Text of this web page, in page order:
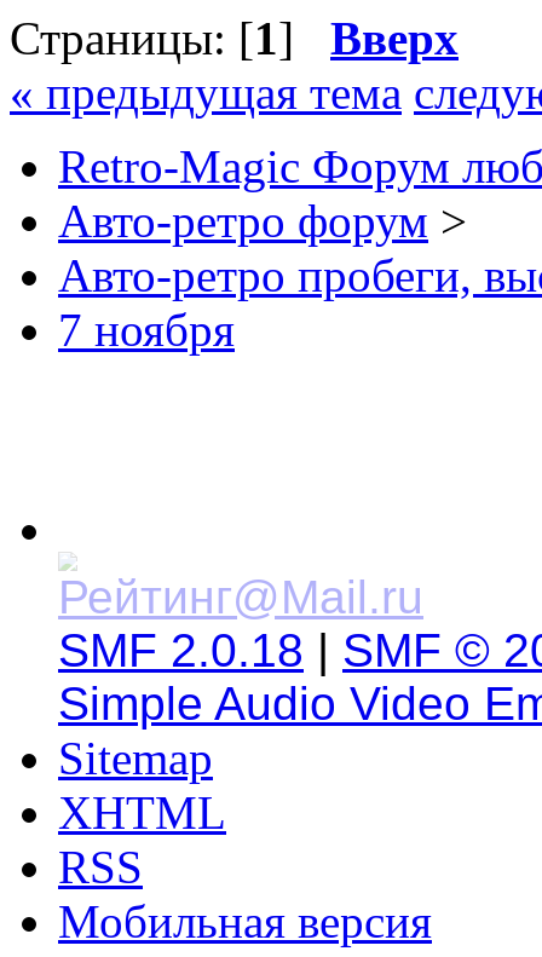
Страницы: [1] Вверх
« предыдущая тема
Retro-Magic Форум
Авто-ретро форум >
Авто-ретро пробеги,
7 ноября
SMF 2.0.18 | SMF ©
Simple Audio Video
Sitemap
XHTML
RSS
Мобильная версия